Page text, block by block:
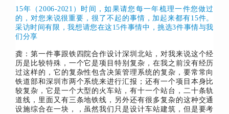
15年（2006-2021）时间，如果请您每一年梳理一件您做过
的，对您来说很重要，很了不起的事情，加起来都有15件。
采访时间有限，我想请您在这15件事情中，挑选3件事情与我
们分享
龚：第一件事跟铁四院合作设计深圳北站，对我来说这个经
历是比较特殊，一个它是项目特别复杂，在我之前没有经历
过这样的，它的复杂性包含决策管理系统的复杂，要常常向
铁道部和深圳市两个系统来进行汇报；还有一个项目本身比
较复杂，它是一个大型的火车站，有十一个站台，二十条轨
道线，里面又有三条地铁线，另外还有很多复杂的这种交通
设施综合在一块，，虽然我们只是设计车站建筑，但是要考